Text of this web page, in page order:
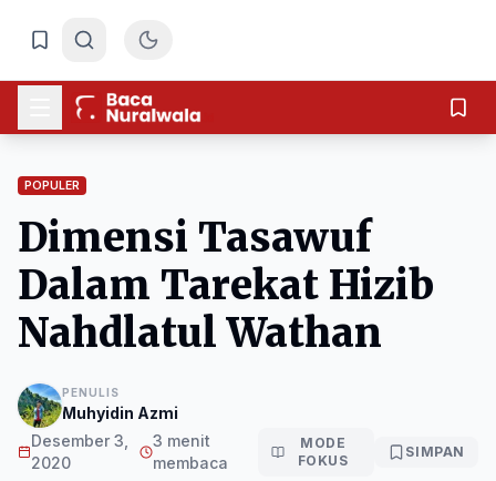
POPULER
Dimensi Tasawuf
Dalam Tarekat Hizib
Nahdlatul Wathan
PENULIS
Muhyidin Azmi
Desember 3,
2020
3 menit
membaca
MODE
FOKUS
SIMPAN